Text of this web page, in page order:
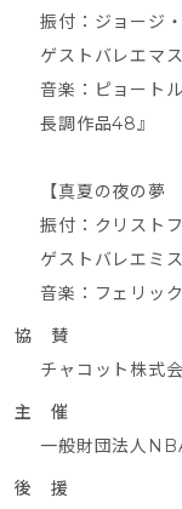
振付：ジョージ
ゲストバレエマ
音楽：ピョート
長調作品48』
【真夏の夜の
振付：クリスト
ゲストバレエミ
音楽：フェリッ
協 賛
チャコット株式
主 催
一般財団法人
後 援